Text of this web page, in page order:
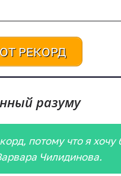
РЕКОРД
разуму
потому что я хочу
Чилидинова.